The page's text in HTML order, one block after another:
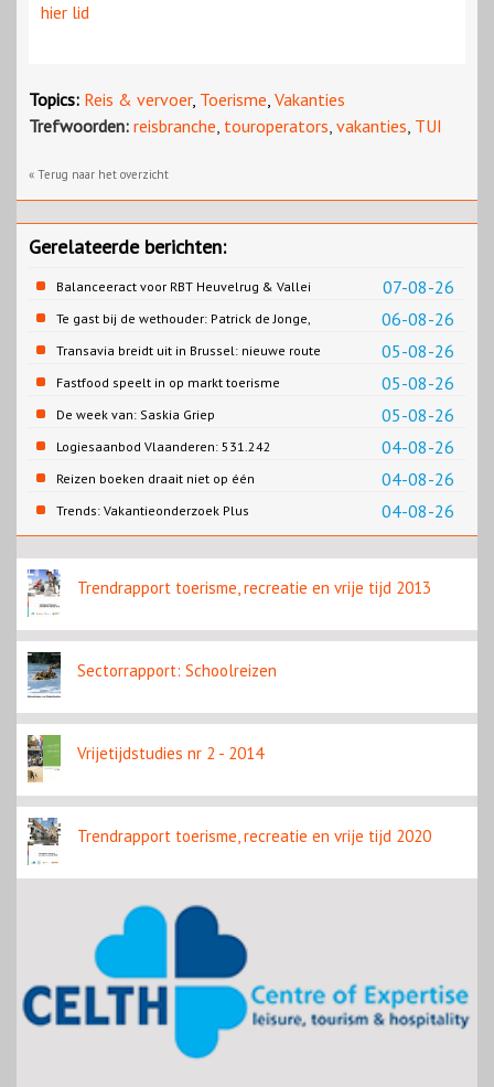
hier lid
Topics: Reis & vervoer, Toerisme, Vakanties
Trefwoorden: reisbranche, touroperators, vakanties, TUI
« Terug naar het overzicht
Gerelateerde berichten:
07-08-26
Balanceeract voor RBT Heuvelrug & Vallei
06-08-26
Te gast bij de wethouder: Patrick de Jonge,
Gemeente Emmen
05-08-26
Transavia breidt uit in Brussel: nieuwe route
naar Porto
05-08-26
Fastfood speelt in op markt toerisme
05-08-26
De week van: Saskia Griep
04-08-26
Logiesaanbod Vlaanderen: 531.242
slaapplaatsen
04-08-26
Reizen boeken draait niet op één
contentbron
04-08-26
Trends: Vakantieonderzoek Plus
Trendrapport toerisme, recreatie en vrije tijd 2013
Sectorrapport: Schoolreizen
Vrijetijdstudies nr 2 - 2014
Trendrapport toerisme, recreatie en vrije tijd 2020